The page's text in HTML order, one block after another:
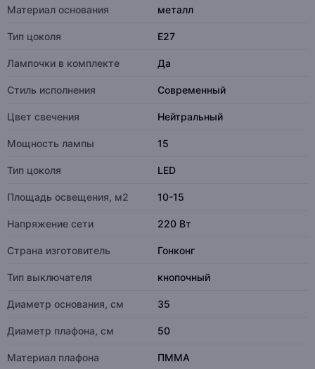
Материал основания металл
Тип цоколя E27
Лампочки в комплекте Да
Стиль исполнения Современный
Цвет свечения Нейтральный
Мощность лампы 15
Тип цоколя LED
Площадь освещения, м2 10-15
Напряжение сети 220 Вт
Страна изготовитель Гонконг
Тип выключателя кнопочный
Диаметр основания, см 35
Диаметр плафона, см 50
Материал плафона ПММА